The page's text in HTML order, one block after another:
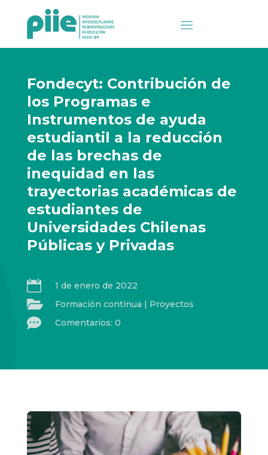
Fondecyt: Contribución de
los Programas e
Instrumentos de ayuda
estudiantil a la reducción
de las brechas de
inequidad en las
trayectorias académicas de
estudiantes de
Universidades Chilenas
Públicas y Privadas
 1 de enero de 2022
 Formación continua | Proyectos
 Comentarios: 0